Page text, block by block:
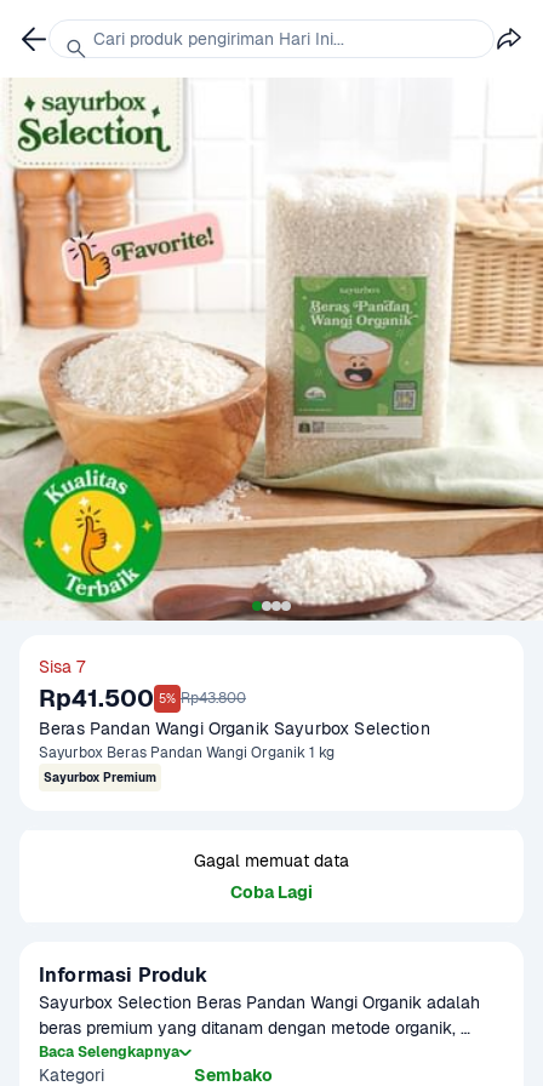
Sisa 7
Rp41.500 5% Rp43.800
Beras Pandan Wangi Organik Sayurbox Selection
Sayurbox Beras Pandan Wangi Organik 1 kg
Sayurbox Premium
Gagal memuat data
Coba Lagi
Informasi Produk
Sayurbox Selection Beras Pandan Wangi Organik adalah
beras premium yang ditanam dengan metode organik,
memberikan keharuman pandan alami yang khas saat
dimasak. Beras ini memiliki butiran panjang dan pulen,
Baca Selengkapnya
Kategori Sembako
Cari produk pengiriman Hari Ini...